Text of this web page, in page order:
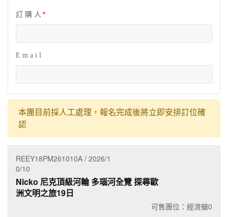
訂 購 人
E m a i l
本團目前採人工處理，報名完成後將立即安排訂位確
認
REEY18PM261010A / 2026/1
0/10
可售團位：經濟艙0
Nicko 尼克頂級河輪 多瑙河全覽 探尋歐
洲文明之旅19日